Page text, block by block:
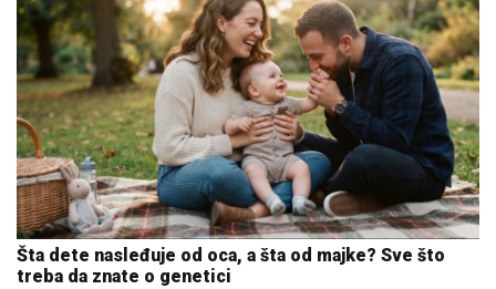
Šta dete nasleđuje od oca, a šta od majke? Sve što
treba da znate o genetici